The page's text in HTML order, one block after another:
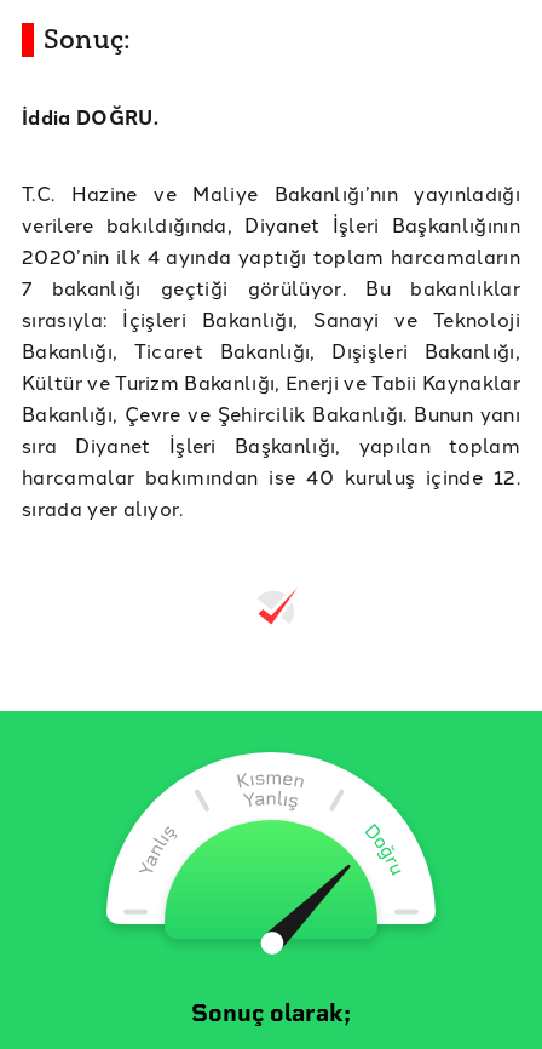
Sonuç:
İddia DOĞRU.
T.C. Hazine ve Maliye Bakanlığı’nın yayınladığı
verilere bakıldığında, Diyanet İşleri Başkanlığının
2020’nin ilk 4 ayında yaptığı toplam harcamaların
7 bakanlığı geçtiği görülüyor. Bu bakanlıklar
sırasıyla: İçişleri Bakanlığı, Sanayi ve Teknoloji
Bakanlığı, Ticaret Bakanlığı, Dışişleri Bakanlığı,
Kültür ve Turizm Bakanlığı, Enerji ve Tabii Kaynaklar
Bakanlığı, Çevre ve Şehircilik Bakanlığı. Bunun yanı
sıra Diyanet İşleri Başkanlığı, yapılan toplam
harcamalar bakımından ise 40 kuruluş içinde 12.
sırada yer alıyor.
Sonuç olarak;